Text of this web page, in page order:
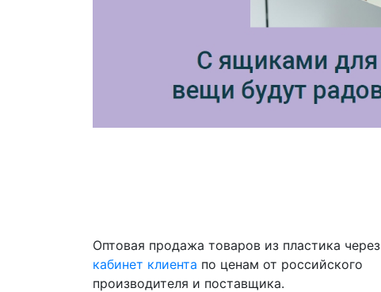
Оптовая продажа товаров из пластика через
кабинет клиента по ценам от российского
производителя и поставщика.